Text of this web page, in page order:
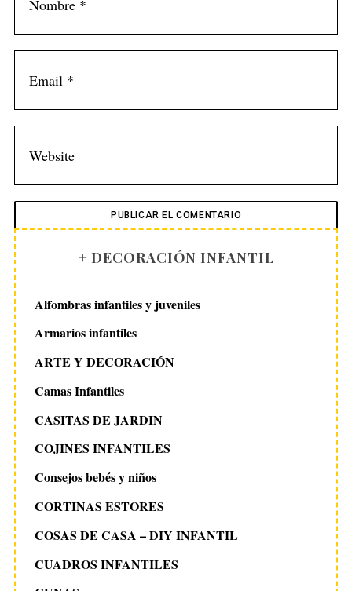
+ DECORACIÓN INFANTIL
Alfombras infantiles y juveniles
Armarios infantiles
ARTE Y DECORACIÓN
Camas Infantiles
CASITAS DE JARDIN
COJINES INFANTILES
Consejos bebés y niños
CORTINAS ESTORES
COSAS DE CASA – DIY INFANTIL
CUADROS INFANTILES